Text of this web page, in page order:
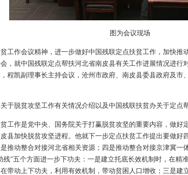
图为会议现场
工作会议精神，进一步做好中国残联定点扶贫工作，加快推
，就中国残联定点帮扶河北省南皮县有关工作进展情况进行
程凯副理事长主持会议，沧州市政府、南皮县委县政府及市
于脱贫攻坚工作有关情况介绍以及中国残联扶贫办关于定点
工作是党中央、国务院关于打赢脱贫攻坚的重要内容，做好
县加快脱贫攻坚进程。他就下一步定点扶贫工作提出要做好
推动整合对接河北省相关资源；四是推动整合对接京津冀一
残”五个方面进一步下功夫：一是建立托底长效机制时，在精
带动上下功夫，利用有效机制，带动贫困人口增收；三是建